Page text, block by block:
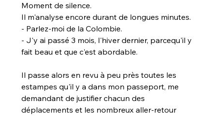
Moment de silence.
Il m'analyse encore durant de longues minutes.
- Parlez-moi de la Colombie.
- J'y ai passé 3 mois, l'hiver dernier, parcequ'il y
fait beau et que c'est abordable.
Il passe alors en revu à peu près toutes les
estampes qu'il y a dans mon passeport, me
demandant de justifier chacun des
déplacements et les nombreux aller-retour